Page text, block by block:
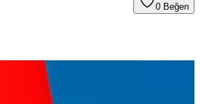
0 Beğen
Bilimsel Temelleri